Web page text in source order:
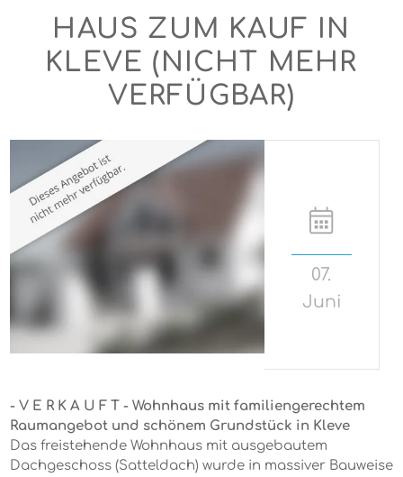
HAUS ZUM KAUF IN
KLEVE (NICHT MEHR
VERFÜGBAR)
07.
Juni
- V E R K A U F T - Wohnhaus mit familiengerechtem
Raumangebot und schönem Grundstück in Kleve
Das freistehende Wohnhaus mit ausgebautem
Dachgeschoss (Satteldach) wurde in massiver Bauweise